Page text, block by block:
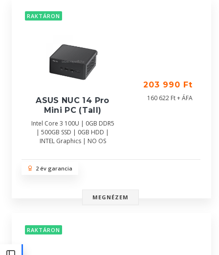
RAKTÁRON
ASUS NUC 14 Pro
Mini PC (Tall)
Intel Core 3 100U | 0GB DDR5
| 500GB SSD | 0GB HDD |
INTEL Graphics | NO OS
203 990 Ft
160 622 Ft + ÁFA
2 év garancia
MEGNÉZEM
RAKTÁRON